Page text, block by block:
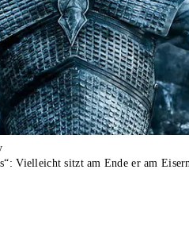
Vielleicht sitzt am Ende er am